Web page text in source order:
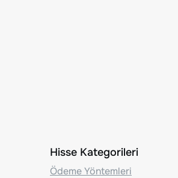
Hisse Kategorileri
Ödeme Yöntemleri